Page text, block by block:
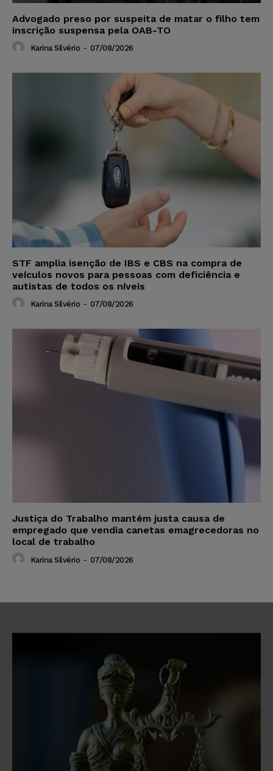
Advogado preso por suspeita de matar o filho tem
inscrição suspensa pela OAB-TO
Karina Silvério - 07/08/2026
STF amplia isenção de IBS e CBS na compra de
veículos novos para pessoas com deficiência e
autistas de todos os níveis
Karina Silvério - 07/08/2026
Justiça do Trabalho mantém justa causa de
empregado que vendia canetas emagrecedoras no
local de trabalho
Karina Silvério - 07/08/2026